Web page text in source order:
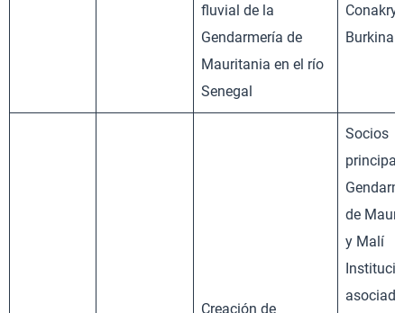
fluvial de la
Gendarmería de
Mauritania en el río
Senegal
Conakry
Burkina
Creación de
Socios
de
y Malí